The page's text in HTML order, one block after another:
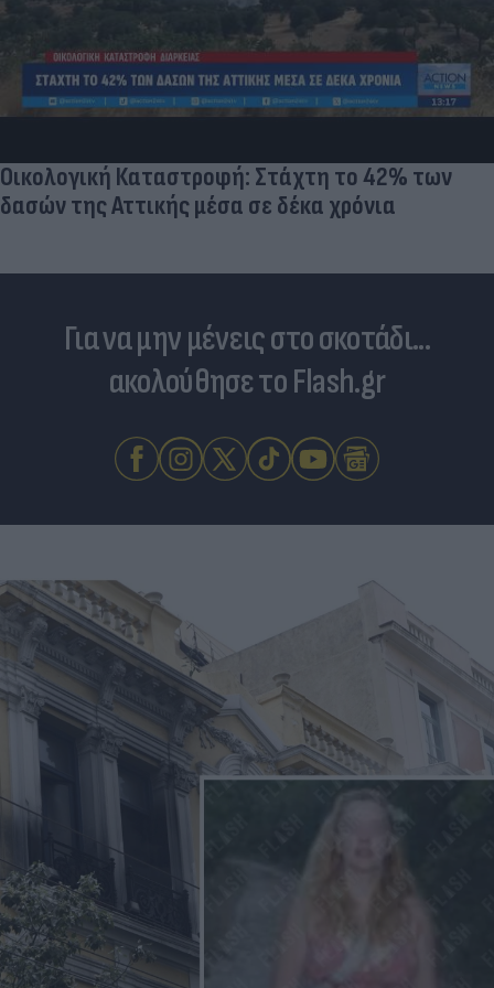
Δυτική Αττική: Αγωνία για την επόμενη μέρα από
τους κατοίκους που έχασαν τις περιουσίες τους
Για να μην μένεις στο σκοτάδι...
ακολούθησε το Flash.gr